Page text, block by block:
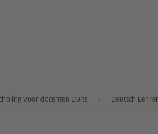
voor docenten Duits Deutsch